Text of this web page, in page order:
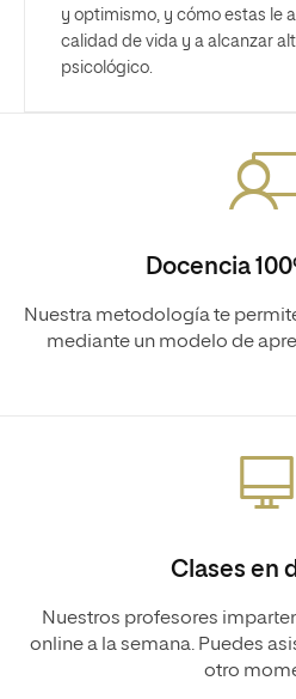
y optimismo, y cómo estas le
calidad de vida y a alcanzar
psicológico.
Docencia
Nuestra metodología te
mediante un modelo de
Clases en
Nuestros profesores
online a la semana. Puedes
otro